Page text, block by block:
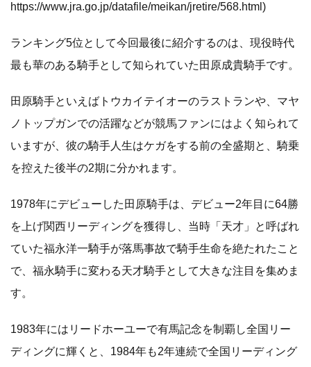
https://www.jra.go.jp/datafile/meikan/jretire/568.html )
ランキング5位として今回最後に紹介するのは、現役時代
最も華のある騎手として知られていた田原成貴騎手です。
田原騎手といえばトウカイテイオーのラストランや、マヤ
ノトップガンでの活躍などが競馬ファンにはよく知られて
いますが、彼の騎手人生はケガをする前の全盛期と、騎乗
を控えた後半の2期に分かれます。
1978年にデビューした田原騎手は、デビュー2年目に64勝
を上げ関西リーディングを獲得し、当時「天才」と呼ばれ
ていた福永洋一騎手が落馬事故で騎手生命を絶たれたこと
で、福永騎手に変わる天才騎手として大きな注目を集めま
す。
1983年にはリードホーユーで有馬記念を制覇し全国リー
ディングに輝くと、1984年も2年連続で全国リーディング